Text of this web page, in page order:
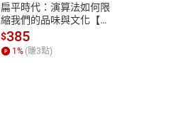
扁平時代：演算法如何限
縮我們的品味與文化【電
子書】
$385
1% (賺3點)